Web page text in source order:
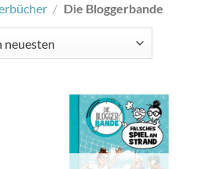
/ Die Bloggerbande